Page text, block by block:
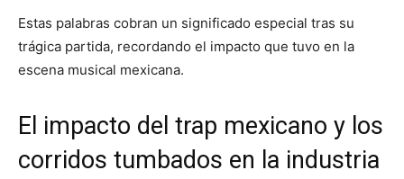
Estas palabras cobran un significado especial tras su
trágica partida, recordando el impacto que tuvo en la
escena musical mexicana.
El impacto del trap mexicano y los
corridos tumbados en la industria